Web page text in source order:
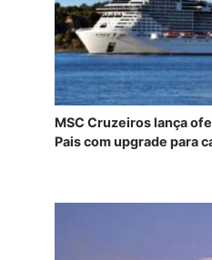
MSC Cruzeiros lança
Pais com upgrade para